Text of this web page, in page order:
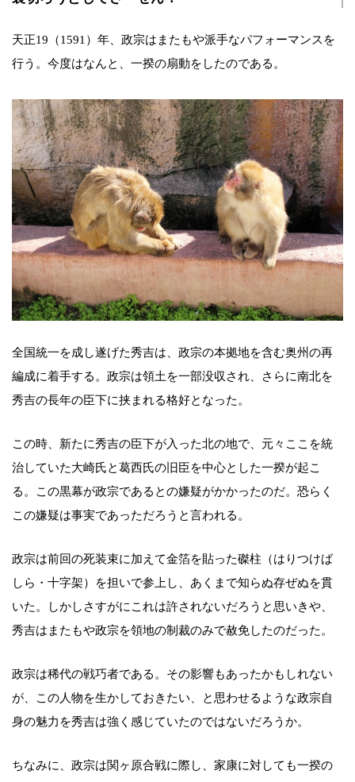
天正19（1591）年、政宗はまたもや派手なパフォーマンスを
行う。今度はなんと、一揆の扇動をしたのである。
全国統一を成し遂げた秀吉は、政宗の本拠地を含む奥州の再
編成に着手する。政宗は領土を一部没収され、さらに南北を
秀吉の長年の臣下に挟まれる格好となった。
この時、新たに秀吉の臣下が入った北の地で、元々ここを統
治していた大崎氏と葛西氏の旧臣を中心とした一揆が起こ
る。この黒幕が政宗であるとの嫌疑がかかったのだ。恐らく
この嫌疑は事実であっただろうと言われる。
政宗は前回の死装束に加えて金箔を貼った磔柱（はりつけば
しら・十字架）を担いで参上し、あくまで知らぬ存ぜぬを貫
いた。しかしさすがにこれは許されないだろうと思いきや、
秀吉はまたもや政宗を領地の制裁のみで赦免したのだった。
政宗は稀代の戦巧者である。その影響もあったかもしれない
が、この人物を生かしておきたい、と思わせるような政宗自
身の魅力を秀吉は強く感じていたのではないだろうか。
ちなみに、政宗は関ヶ原合戦に際し、家康に対しても一揆の